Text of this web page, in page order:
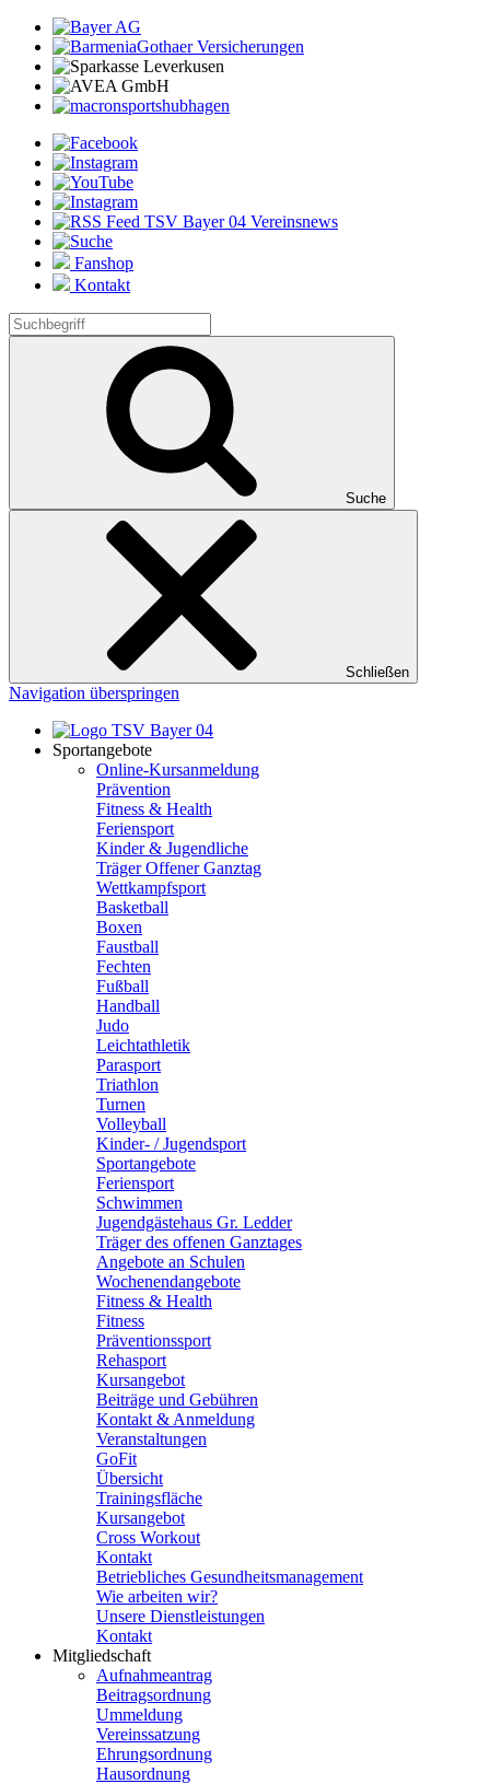
Fanshop
Kontakt
Suche
Schließen
Navigation überspringen
Sportangebote
Online-Kursanmeldung
Prävention
Fitness & Health
Feriensport
Kinder & Jugendliche
Träger Offener Ganztag
Wettkampfsport
Basketball
Boxen
Faustball
Fechten
Fußball
Handball
Judo
Leichtathletik
Parasport
Triathlon
Turnen
Volleyball
Kinder- / Jugendsport
Sportangebote
Feriensport
Schwimmen
Jugendgästehaus Gr. Ledder
Träger des offenen Ganztages
Angebote an Schulen
Wochenendangebote
Fitness & Health
Fitness
Präventionssport
Rehasport
Kursangebot
Beiträge und Gebühren
Kontakt & Anmeldung
Veranstaltungen
GoFit
Übersicht
Trainingsfläche
Kursangebot
Cross Workout
Kontakt
Betriebliches Gesundheitsmanagement
Wie arbeiten wir?
Unsere Dienstleistungen
Kontakt
Mitgliedschaft
Aufnahmeantrag
Beitragsordnung
Ummeldung
Vereinssatzung
Ehrungsordnung
Hausordnung